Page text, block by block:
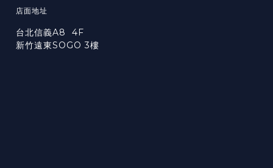
店面地址
台北信義A8 4F
新竹遠東SOGO 3樓